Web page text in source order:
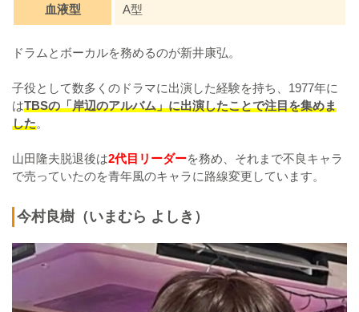
血液型 A型
ドラムとボーカルを務めるのが新井康弘。
子役として数多くのドラマに出演した経験を持ち、1977年に
はTBSの「岸辺のアルバム」に出演したことで注目を集めま
した。
山田隆夫脱退後は2代目リーダーを務め、それまで不良キャラ
で売っていたのを青年風のキャラに路線変更しています。
今村良樹（いまむら よしき）